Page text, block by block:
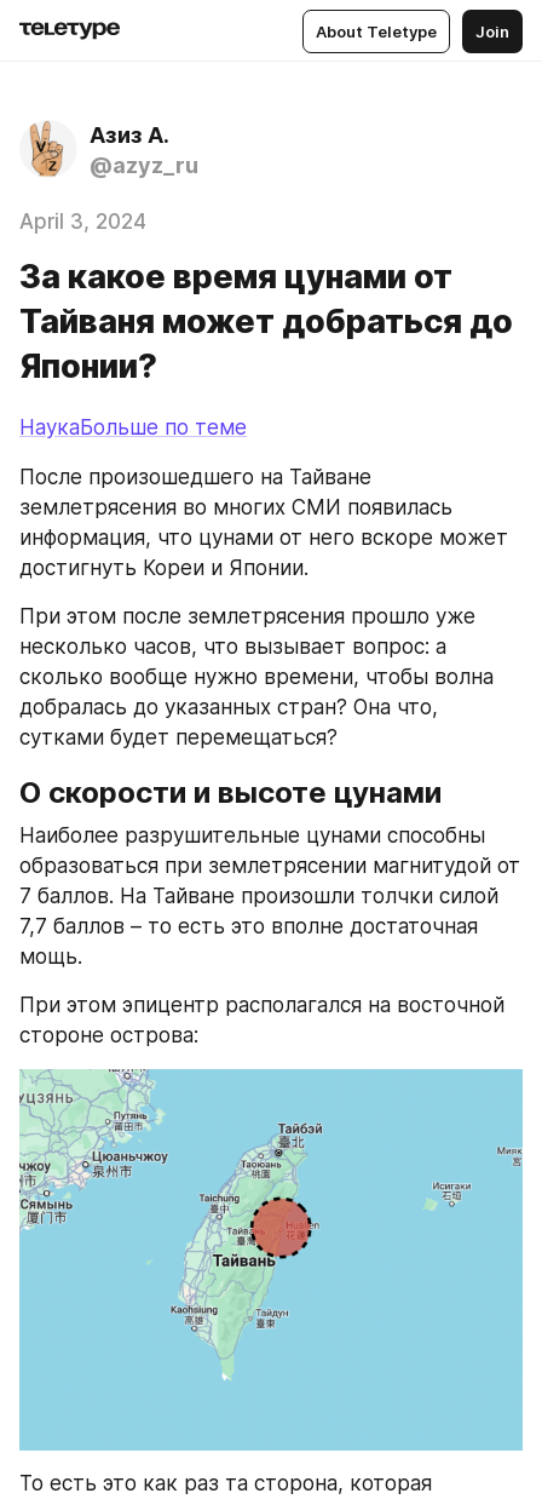
About Teletype Join
Азиз А.
@azyz_ru
April 3, 2024
За какое время цунами от
Тайваня может добраться до
Японии?
НаукаБольше по теме
После произошедшего на Тайване
землетрясения во многих СМИ появилась
информация, что цунами от него вскоре может
достигнуть Кореи и Японии.
При этом после землетрясения прошло уже
несколько часов, что вызывает вопрос: а
сколько вообще нужно времени, чтобы волна
добралась до указанных стран? Она что,
сутками будет перемещаться?
О скорости и высоте цунами
Наиболее разрушительные цунами способны
образоваться при землетрясении магнитудой от
7 баллов. На Тайване произошли толчки силой
7,7 баллов – то есть это вполне достаточная
мощь.
При этом эпицентр располагался на восточной
стороне острова:
То есть это как раз та сторона, которая